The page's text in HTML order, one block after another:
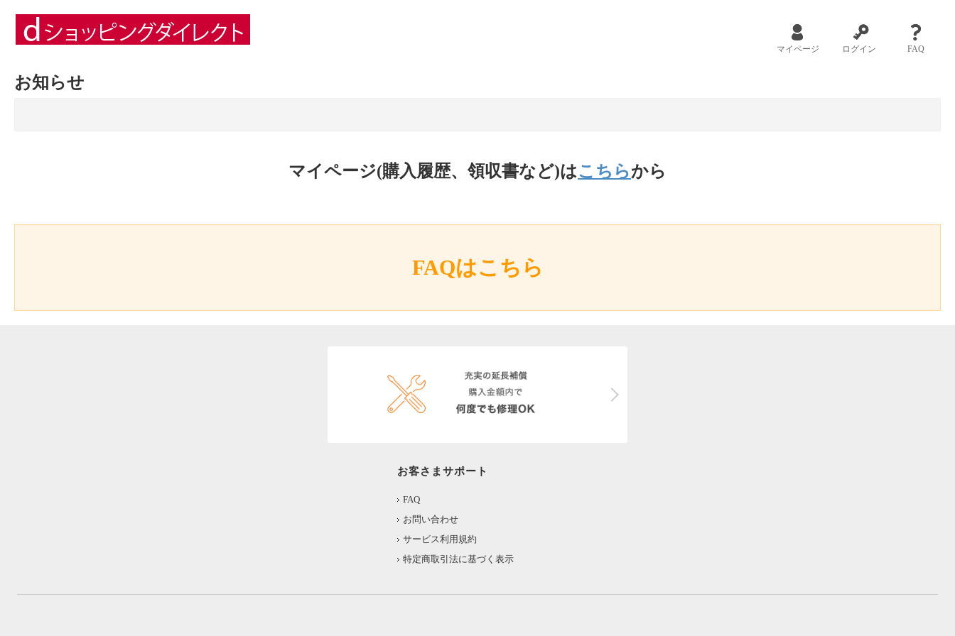
マイページ ログイン FAQ
お知らせ
マイページ(購入履歴、領収書など)はこちらから
FAQはこちら
お客さまサポート
FAQ
お問い合わせ
サービス利用規約
特定商取引法に基づく表示